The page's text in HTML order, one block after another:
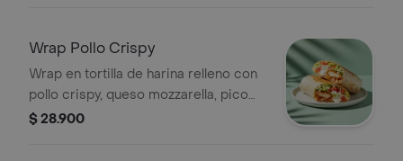
Wrap Pollo Crispy
Wrap en tortilla de harina relleno con
pollo crispy, queso mozzarella, pico
de gallo, lechuga y salsa ranch.
$ 28.900